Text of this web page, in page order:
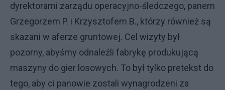
dyrektorami zarządu operacyjno-śledczego, panem
Grzegorzem P. i Krzysztofem B., którzy również są
skazani w aferze gruntowej. Cel wizyty był
pozorny, abyśmy odnaleźli fabrykę produkującą
maszyny do gier losowych. To był tylko pretekst do
tego, aby ci panowie zostali wynagrodzeni za